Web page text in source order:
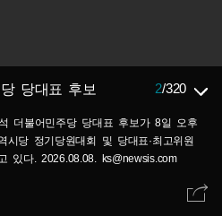
당대표 후보 2/320
더불어민주당 당대표 후보가 8일 오후
시당 정기당원대회 및 당대표·최고위원
있다. 2026.08.08. ks@newsis.com